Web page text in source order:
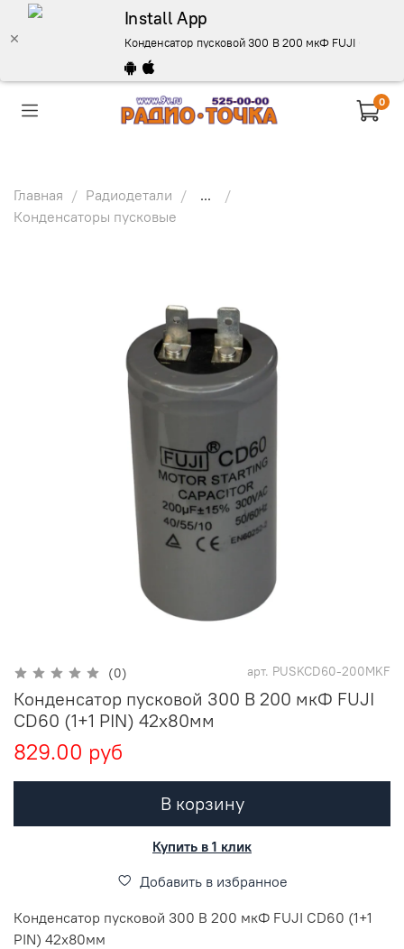
Install App
Конденсатор пусковой 300 В 200 мкФ FUJI CD60
0
Главная Радиодетали
...
Конденсаторы пусковые
(0) арт. PUSKCD60-200MKF
Конденсатор пусковой 300 В 200 мкФ FUJI
CD60 (1+1 PIN) 42х80мм
829.00 руб
В корзину
Купить в 1 клик
Добавить в избранное
Конденсатор пусковой 300 В 200 мкФ FUJI CD60 (1+1
PIN) 42х80мм